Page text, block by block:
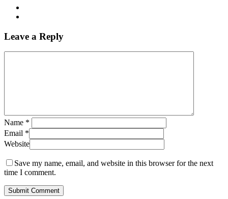
Leave a Reply
Name *
Email *
Website
Save my name, email, and website in this browser for the next
time I comment.